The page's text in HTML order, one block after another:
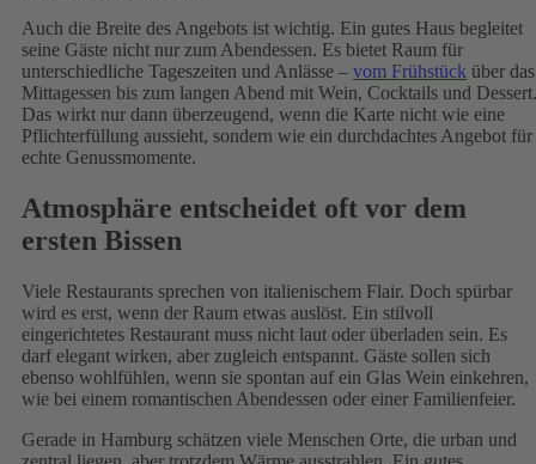
Auch die Breite des Angebots ist wichtig. Ein gutes Haus begleitet
seine Gäste nicht nur zum Abendessen. Es bietet Raum für
unterschiedliche Tageszeiten und Anlässe – vom Frühstück über das
Mittagessen bis zum langen Abend mit Wein, Cocktails und Dessert.
Das wirkt nur dann überzeugend, wenn die Karte nicht wie eine
Pflichterfüllung aussieht, sondern wie ein durchdachtes Angebot für
echte Genussmomente.
Atmosphäre entscheidet oft vor dem
ersten Bissen
Viele Restaurants sprechen von italienischem Flair. Doch spürbar
wird es erst, wenn der Raum etwas auslöst. Ein stilvoll
eingerichtetes Restaurant muss nicht laut oder überladen sein. Es
darf elegant wirken, aber zugleich entspannt. Gäste sollen sich
ebenso wohlfühlen, wenn sie spontan auf ein Glas Wein einkehren,
wie bei einem romantischen Abendessen oder einer Familienfeier.
Gerade in Hamburg schätzen viele Menschen Orte, die urban und